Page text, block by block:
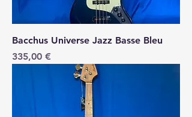
Bacchus Universe Jazz Basse Bleu
Price
335,00 €